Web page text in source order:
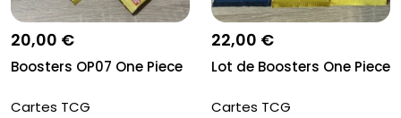
20,00 €
Boosters OP07 One Piece
Cartes TCG
22,00 €
Lot de Boosters One Piece
Cartes TCG